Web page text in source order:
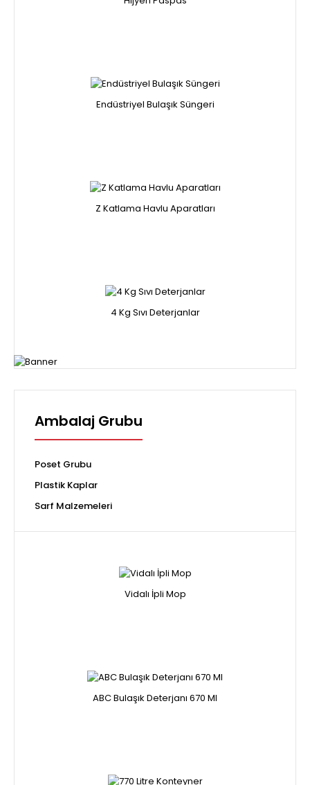
Endüstriyel Bulaşık Süngeri
Z Katlama Havlu Aparatları
4 Kg Sıvı Deterjanlar
Ambalaj Grubu
Poset Grubu
Plastik Kaplar
Sarf Malzemeleri
Vidalı İpli Mop
ABC Bulaşık Deterjanı 670 Ml